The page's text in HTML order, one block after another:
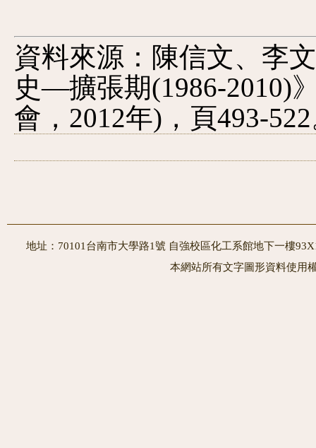
資料來源：陳信文、李
史—擴張期(1986-2010)
會，2012年)，頁493-
地址：70101台南市大學路1號 自強校區化工系館地下一樓
本網站所有文字圖形資料使用